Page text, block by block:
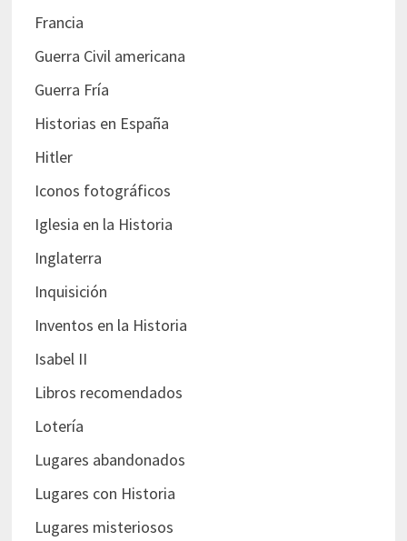
Francia
Guerra Civil americana
Guerra Fría
Historias en España
Hitler
Iconos fotográficos
Iglesia en la Historia
Inglaterra
Inquisición
Inventos en la Historia
Isabel II
Libros recomendados
Lotería
Lugares abandonados
Lugares con Historia
Lugares misteriosos